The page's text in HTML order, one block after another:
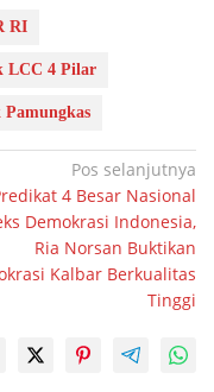
RI
LCC 4 Pilar
Pos selanjutnya
4 Besar Nasional
Demokrasi Indonesia,
Ria Norsan Buktikan
Kalbar Berkualitas
Tinggi